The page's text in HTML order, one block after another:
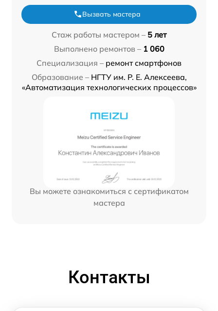
Вызвать мастера
Стаж работы мастером – 5 лет
Выполнено ремонтов – 1 060
Специализация – ремонт смартфонов
Образование – НГТУ им. Р. Е. Алексеева,
«Автоматизация технологических процессов»
Вы можете ознакомиться с сертификатом
мастера
Контакты